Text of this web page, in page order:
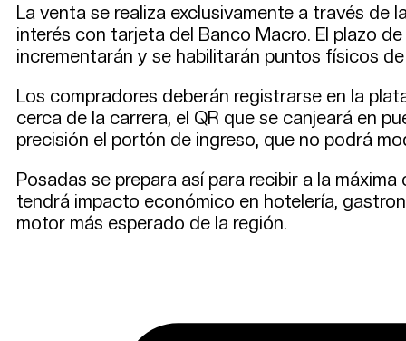
La venta se realiza exclusivamente a través de
interés con tarjeta del Banco Macro. El plazo
incrementarán y se habilitarán puntos físicos
Los compradores deberán registrarse en la
cerca de la carrera, el QR que se canjeará en
precisión el portón de ingreso, que no podrá
Posadas se prepara así para recibir a la
tendrá impacto económico en hotelería,
motor más esperado de la región.